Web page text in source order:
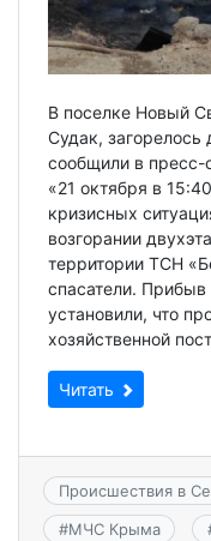
В поселке Новый
Судак, загорелось
сообщили в
«21 октября в
кризисных
возгорании
территории ТСН
спасатели.
установили, что
хозяйственной
Читать
Происшествия в
#МЧС Крыма